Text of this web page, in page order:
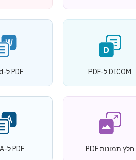
DICOM ל-PDF PDF ל-Word
חלץ תמונות PDF PDF ל-PDF/A